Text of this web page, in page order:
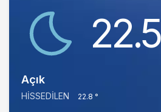
22.5
Açık
HISSEDILEN 22.8 °